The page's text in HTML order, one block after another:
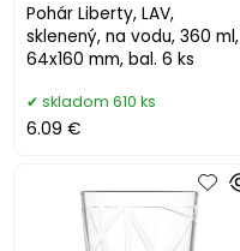
Pohár Liberty, LAV,
sklenený, na vodu, 360 ml,
64x160 mm, bal. 6 ks
skladom 610 ks
6.09 €